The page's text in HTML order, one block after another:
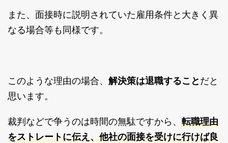
また、面接時に説明されていた雇用条件と大きく異
なる場合等も同様です。
このような理由の場合、 解決策は退職すること だと
思います。
裁判などで争うのは時間の無駄ですから、 転職理由
をストレートに伝え、他社の面接を受けに行けば良